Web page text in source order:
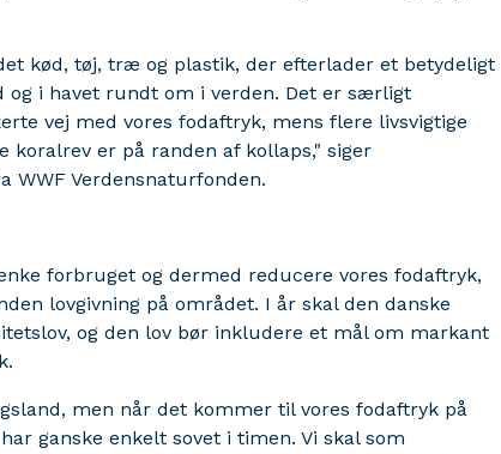
kød, tøj, træ og plastik, der efterlader et betydeligt
og i havet rundt om i verden. Det er særligt
vej med vores fodaftryk, mens flere livsvigtige
koralrev er på randen af kollaps," siger
WWF Verdensnaturfonden.
forbruget og dermed reducere vores fodaftryk,
lovgivning på området. I år skal den danske
og den lov bør inkludere et mål om markant
men når det kommer til vores fodaftryk på
ganske enkelt sovet i timen. Vi skal som